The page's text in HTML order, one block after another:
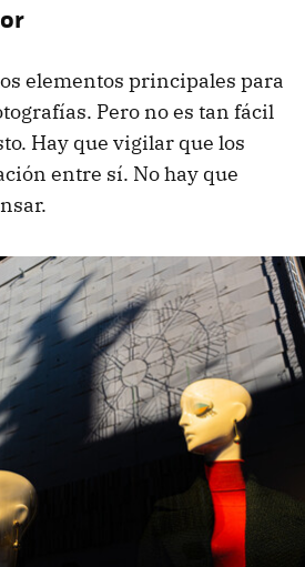
elementos principales para
Pero no es tan fácil
Hay que vigilar que los
entre sí. No hay que